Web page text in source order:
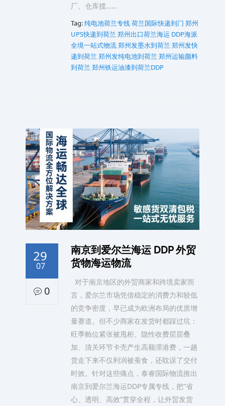
厂、仓库揽……
Tag:纯电池荷兰专线荷兰国际快递到门 郑州
UPS快递到荷兰 郑州出口荷兰海运 DDP海派
全境一站式物流郑州发墨水到荷兰 郑州发快
递到荷兰 郑州发纯电池到荷兰 郑州运输颜料
到荷兰 郑州铁运油漆到荷兰DDP
29
07
0
南京到爱尔兰海运 DDP 外贸
货物海运物流
对于南京地区的外贸商家和跨境卖家而
言，爱尔兰市场凭借稳定的消费力和较低
的竞争密度，早已成为欧洲布局的优质增
量赛道。但不少商家在发货时都踩过坑：
旺季舱位紧张被甩柜、隐性收费层层叠
加、清关环节卡壳产生高额滞港费，一趟
货走下来不仅利润被蚕食，还耽误了交付
时效。针对这些痛点，泰睿国际物流推出
南京到爱尔兰海运DDP专属专线，把“省
心、透明、高效”贯穿全程，让外贸发货